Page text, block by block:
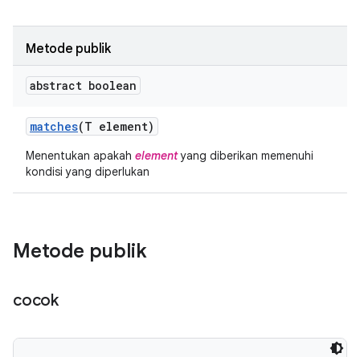
Metode publik
abstract boolean
matches(T element)
Menentukan apakah elementyang diberikan memenuhi
kondisi yang diperlukan
Metode publik
cocok